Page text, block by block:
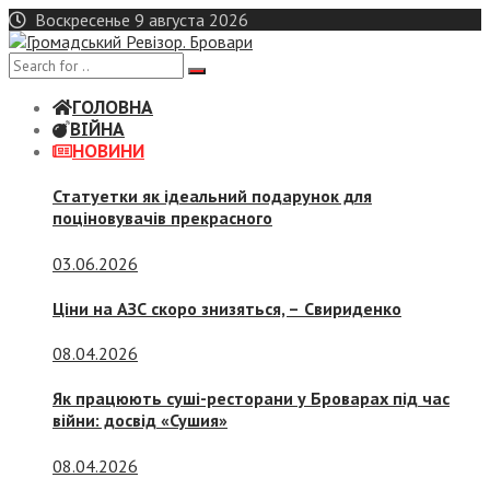
Skip
to
content
Воскресенье 9 августа 2026
ГОЛОВНА
ВІЙНА
НОВИНИ
Статуетки як ідеальний подарунок для
поціновувачів прекрасного
03.06.2026
Ціни на АЗС скоро знизяться, – Свириденко
08.04.2026
Як працюють суші-ресторани у Броварах під час
війни: досвід «Сушия»
08.04.2026